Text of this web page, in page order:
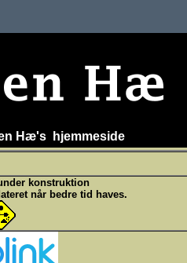
Hæ's hjemmeside
konstruktion
når bedre tid haves.